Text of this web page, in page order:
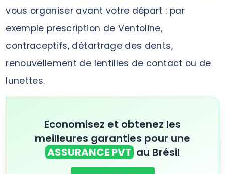
vous organiser avant votre départ : par
exemple prescription de Ventoline,
contraceptifs, détartrage des dents,
renouvellement de lentilles de contact ou de
lunettes.
Economisez et obtenez les
meilleures garanties pour une
ASSURANCE PVT au Brésil